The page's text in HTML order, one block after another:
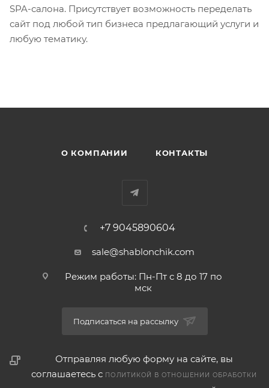
SPA-салона. Присутствует возможность переделать
сайт под любой тип бизнеса предлагающий услуги и
любую тематику.
О КОМПАНИИ КОНТАКТЫ
+7 9045890604
sale@shablonchik.com
Режим работы: Пн-Пт с 8 до 17 по
мск
Подписаться на рассылку
Отправляя любую форму на сайте, вы
соглашаетесь с ПОЛИТИКОЙ В ОТНОШЕНИИ ОБРАБОТКИ